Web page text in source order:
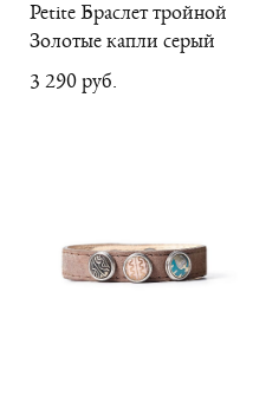
Petite Браслет тройной
Золотые капли серый
3 290 pуб.